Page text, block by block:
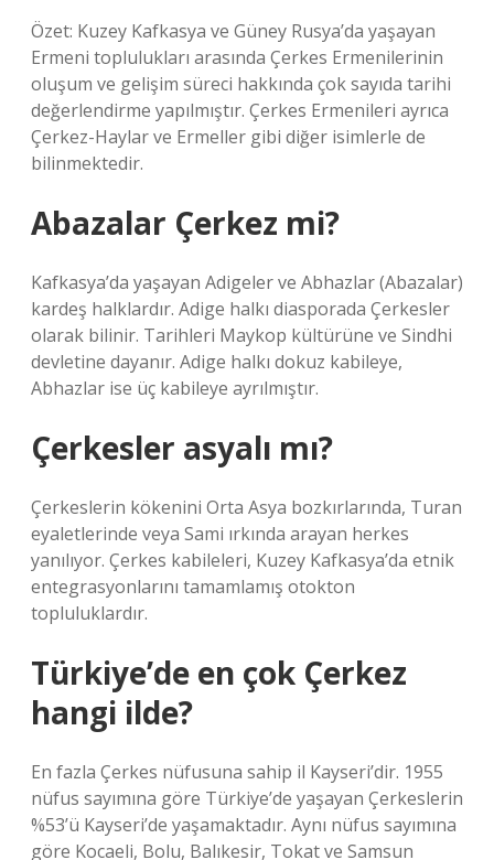
Özet: Kuzey Kafkasya ve Güney Rusya’da yaşayan
Ermeni toplulukları arasında Çerkes Ermenilerinin
oluşum ve gelişim süreci hakkında çok sayıda tarihi
değerlendirme yapılmıştır. Çerkes Ermenileri ayrıca
Çerkez-Haylar ve Ermeller gibi diğer isimlerle de
bilinmektedir.
Abazalar Çerkez mi?
Kafkasya’da yaşayan Adigeler ve Abhazlar (Abazalar)
kardeş halklardır. Adige halkı diasporada Çerkesler
olarak bilinir. Tarihleri ​​Maykop kültürüne ve Sindhi
devletine dayanır. Adige halkı dokuz kabileye,
Abhazlar ise üç kabileye ayrılmıştır.
Çerkesler asyalı mı?
Çerkeslerin kökenini Orta Asya bozkırlarında, Turan
eyaletlerinde veya Sami ırkında arayan herkes
yanılıyor. Çerkes kabileleri, Kuzey Kafkasya’da etnik
entegrasyonlarını tamamlamış otokton
topluluklardır.
Türkiye’de en çok Çerkez
hangi ilde?
En fazla Çerkes nüfusuna sahip il Kayseri’dir. 1955
nüfus sayımına göre Türkiye’de yaşayan Çerkeslerin
%53’ü Kayseri’de yaşamaktadır. Aynı nüfus sayımına
göre Kocaeli, Bolu, Balıkesir, Tokat ve Samsun